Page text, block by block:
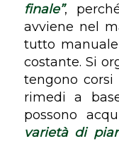
finale”,
avviene nel
tutto
costante. Si
tengono corsi
rimedi a
possono
varietà di